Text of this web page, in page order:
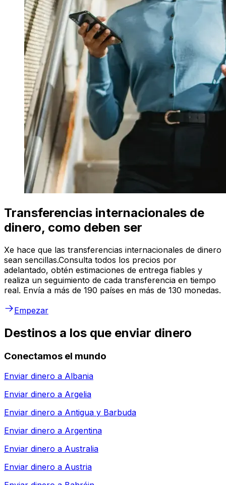
Transferencias internacionales de
dinero, como deben ser
Xe hace que las transferencias internacionales de dinero
sean sencillas.Consulta todos los precios por
adelantado, obtén estimaciones de entrega fiables y
realiza un seguimiento de cada transferencia en tiempo
real. Envía a más de 190 países en más de 130 monedas.
Empezar
Destinos a los que enviar dinero
Conectamos el mundo
Enviar dinero a Albania
Enviar dinero a Argelia
Enviar dinero a Antigua y Barbuda
Enviar dinero a Argentina
Enviar dinero a Australia
Enviar dinero a Austria